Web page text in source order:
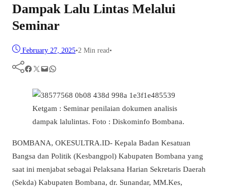
Dampak Lalu Lintas Melalui
Seminar
February 27, 2025•2 Min read•
Facebook Twitter Mail WhatsApp
Ketgam : Seminar penilaian dokumen analisis
dampak lalulintas. Foto : Diskominfo Bombana.
BOMBANA, OKESULTRA.ID- Kepala Badan Kesatuan
Bangsa dan Politik (Kesbangpol) Kabupaten Bombana yang
saat ini menjabat sebagai Pelaksana Harian Sekretaris Daerah
(Sekda) Kabupaten Bombana, dr. Sunandar, MM.Kes,